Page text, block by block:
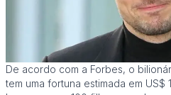
De acordo com a Forbes, o
tem uma fortuna estimada em US$